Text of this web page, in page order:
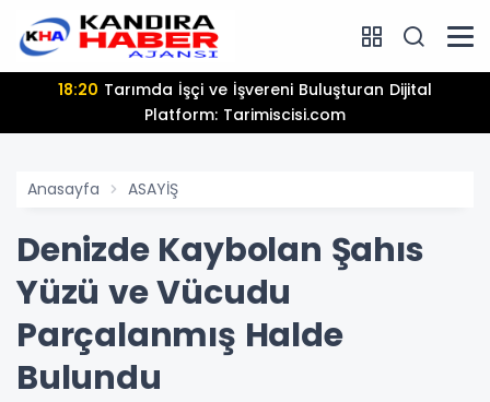
18:20
Platform: Tarimiscisi.com
Anasayfa ASAYİŞ
Denizde Kaybolan Şahıs
Yüzü ve Vücudu
Parçalanmış Halde
Bulundu